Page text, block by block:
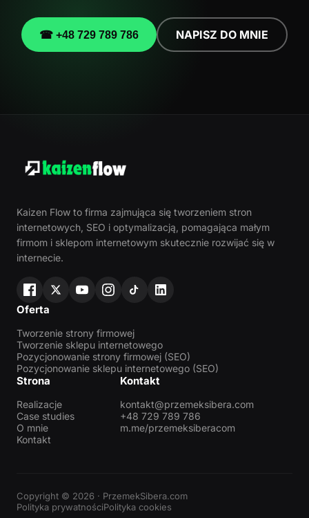
☎ +48 729 789 786 NAPISZ DO MNIE
Kaizen Flow to firma zajmująca się tworzeniem stron
internetowych, SEO i optymalizacją, pomagająca małym
firmom i sklepom internetowym skutecznie rozwijać się w
internecie.
Oferta
Tworzenie strony firmowej
Tworzenie sklepu internetowego
Pozycjonowanie strony firmowej (SEO)
Pozycjonowanie sklepu internetowego (SEO)
Strona
Realizacje
Case studies
O mnie
Kontakt
Kontakt
kontakt@przemeksibera.com
+48 729 789 786
m.me/przemeksiberacom
Copyright © 2026 · PrzemekSibera.com
Polityka prywatnościPolityka cookies